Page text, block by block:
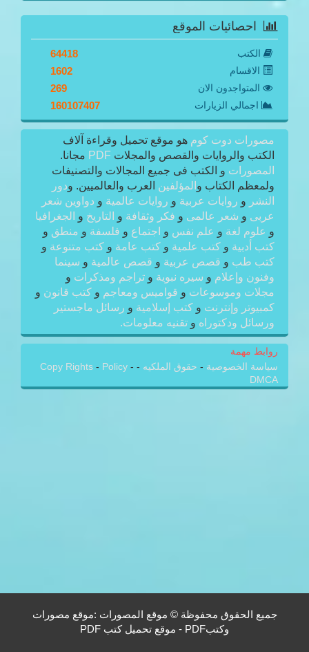
احصائيات الموقع
الكتب 64418
الاقسام 1602
المتواجدون الان 269
اجمالي الزيارات 160107407
مصورات دوت كوم هو موقع تحميل وقراءة آلاف
الكتب والروايات والقصص والمجلات PDF مجانا.
المصورات و الكتب فى جميع المجالات والتصنيفات
ولمعظم الكتاب و المؤلفين العرب والعالميين. ودور
النشر و روايات عربية و روايات عالمية و دواوين شعر
عربى و شعر عالمى و فكر وثقافة و التاريخ و الجغرافيا
و علوم لغة و علم نفس و اجتماع و فلسفة و منطق و
كتب أدبية و كتب علمية و كتب عامة و كتب متنوعة و
كتب طب و قصص عربية و قصص عالمية و سينما
وفنون وإعلام و سيره نبوية و تراجم ومذكرات و
مجلات وموسوعات و قواميس ومعاجم و كتب قانون و
كمبيوتر وإنترنت و كتب إسلامية و رسائل ماجستير
ورسائل ودكتوراه و تقنيه معلومات.
روابط مهمة
سياسة الخصوصية - حقوق الملكيه -
Copy Rights - Policy -
DMCA
جميع الحقوق محفوظة © موقع المصورات :موقع مصورات
وكتبPDF - موقع تحميل كتب PDF